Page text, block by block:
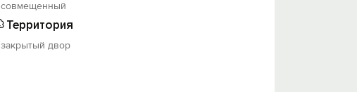
совмещенный
Территория
закрытый двор